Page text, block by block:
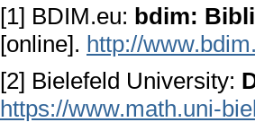
[1] BDIM.eu: bdim:
[online]. http://
[2] Bielefeld University:
https://www.math.uni-